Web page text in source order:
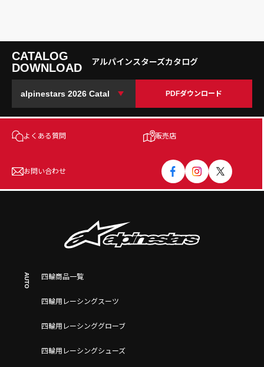
CATALOG
DOWNLOAD
アルパインスターズカタログ
PDFダウンロード
よくある質問 販売店
お問い合わせ
AUTO 四輪商品一覧
四輪用レーシングスーツ
四輪用レーシンググローブ
四輪用レーシングシューズ